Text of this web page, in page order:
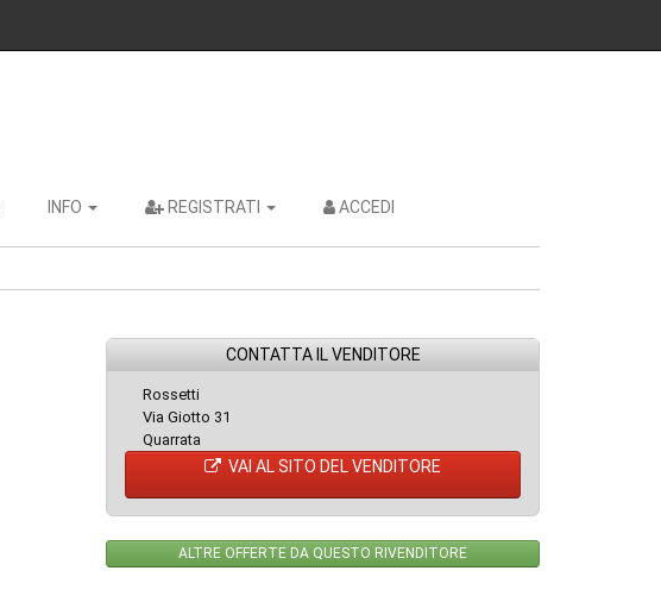
INFO REGISTRATI ACCEDI
CONTATTA IL VENDITORE
Rossetti
Via Giotto 31
Quarrata
VAI AL SITO DEL VENDITORE
ALTRE OFFERTE DA QUESTO RIVENDITORE